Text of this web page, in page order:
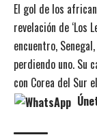
El gol de los
revelación de ‘Los
encuentro,
perdiendo uno. Su
con Corea del Sur